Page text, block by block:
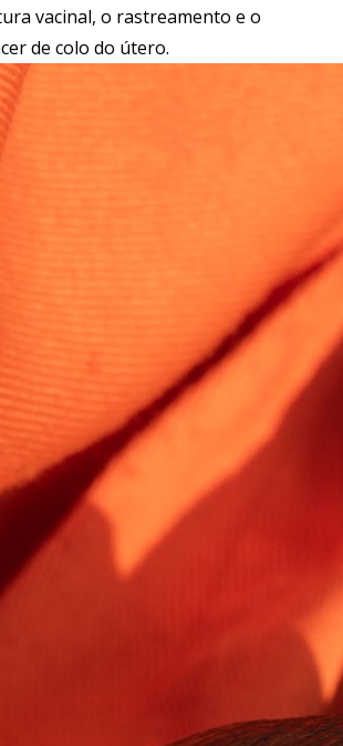
vacinal, o rastreamento e o
de colo do útero.